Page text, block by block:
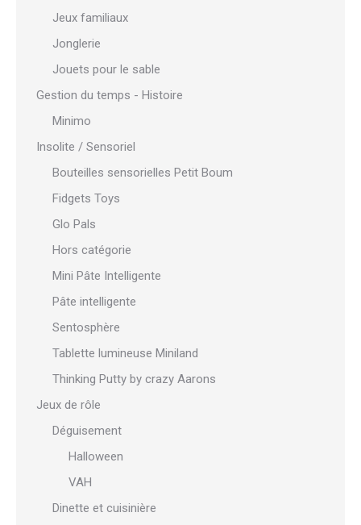
Jeux familiaux
Jonglerie
Jouets pour le sable
Gestion du temps - Histoire
Minimo
Insolite / Sensoriel
Bouteilles sensorielles Petit Boum
Fidgets Toys
Glo Pals
Hors catégorie
Mini Pâte Intelligente
Pâte intelligente
Sentosphère
Tablette lumineuse Miniland
Thinking Putty by crazy Aarons
Jeux de rôle
Déguisement
Halloween
VAH
Dinette et cuisinière